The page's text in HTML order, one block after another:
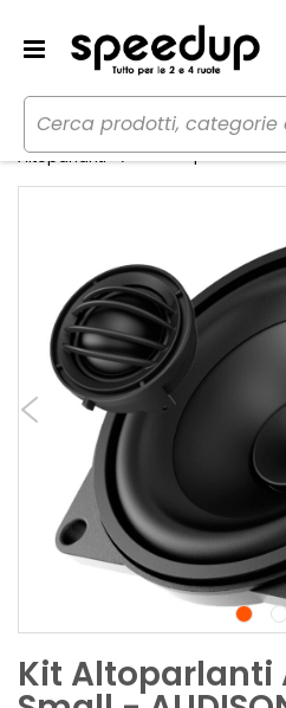
Home Auto
Audio
Altoparlanti
Kit Altoparlanti
Kit Altoparlanti